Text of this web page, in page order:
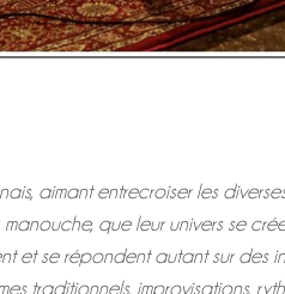
aimant entrecroiser les
que leur univers se
et se répondent autant sur des
traditionnels, improvisations,